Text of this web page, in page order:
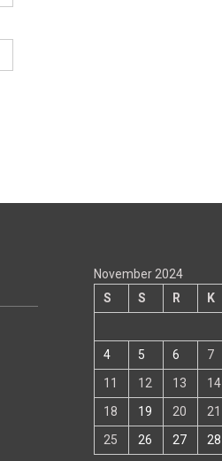
November 2024
S
S R K
4
5 6 7
11
12 13 14
18
19 20 21
25
26 27 28